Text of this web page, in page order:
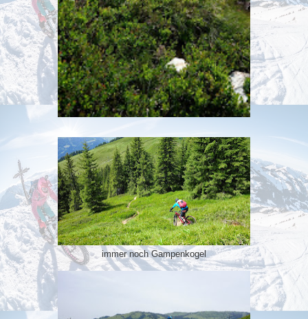
immer noch Gampenkogel